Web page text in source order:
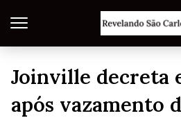
Joinville decreta
após vazamento